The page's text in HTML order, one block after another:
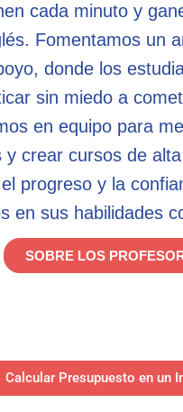
cada minuto y
Fomentamos un
donde los
sin miedo a
en equipo para
y crear cursos de
progreso y la
en sus habilidades
SOBRE LOS
Calcular Presupuesto en un